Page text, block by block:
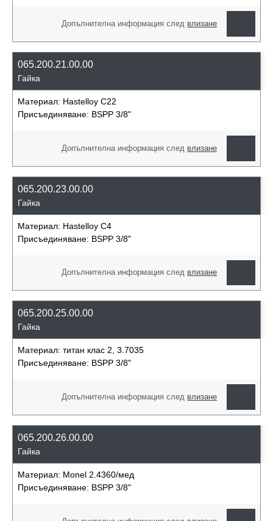
Допълнителна информация след влизане
065.200.21.00.00
Гайка
Материал: Hastelloy C22
Присъединяване: BSPP 3/8"
Допълнителна информация след влизане
065.200.23.00.00
Гайка
Материал: Hastelloy C4
Присъединяване: BSPP 3/8"
Допълнителна информация след влизане
065.200.25.00.00
Гайка
Материал: титан клас 2, 3.7035
Присъединяване: BSPP 3/8"
Допълнителна информация след влизане
065.200.26.00.00
Гайка
Материал: Monel 2.4360/мед
Присъединяване: BSPP 3/8"